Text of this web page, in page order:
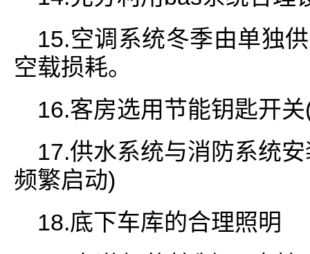
15.空调系统冬季由单独
空载损耗。
16.客房选用节能钥匙开
17.供水系统与消防系统
频繁启动)
18.底下车库的合理照明